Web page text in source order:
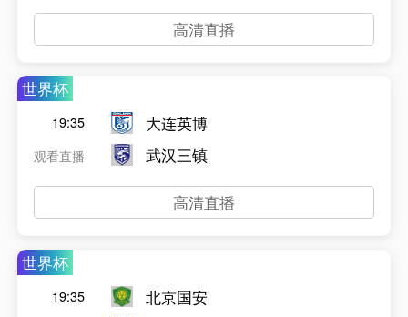
高清直播
世界杯
19:35
观看直播
大连英博
武汉三镇
高清直播
世界杯
19:35
北京国安